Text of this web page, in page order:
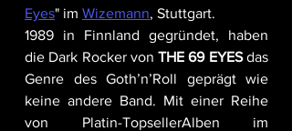
Eyes" im Wizemann, Stuttgart.
1989 in Finnland gegründet, haben
die Dark Rocker von THE 69 EYES das
Genre des Goth’n’Roll geprägt wie
keine andere Band. Mit einer Reihe
von Platin-TopsellerAlben im